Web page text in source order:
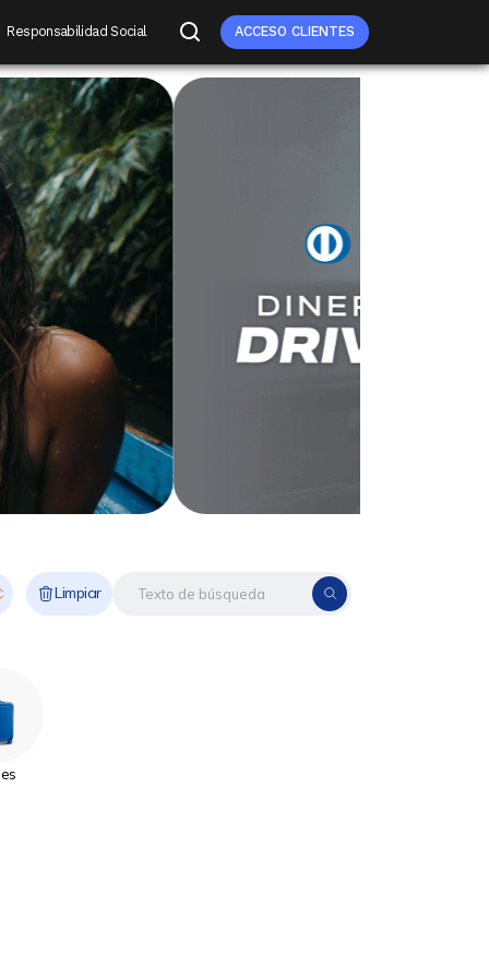
Responsabilidad Social ACCESO CLIENTES
Limpiar